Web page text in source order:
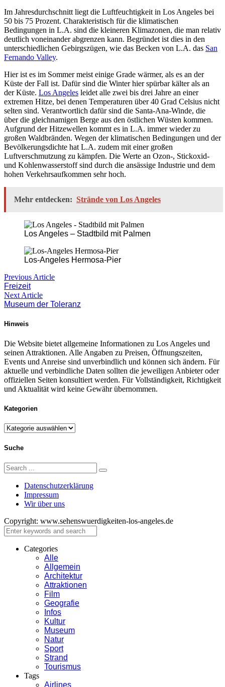
Im Jahresdurchschnitt liegt die Luftfeuchtigkeit in Los Angeles bei
50 bis 75 Prozent. Charakteristisch für die klimatischen
Bedingungen in L.A. sind die kleineren Klimazonen, die man relativ
deutlich voneinander abgrenzen kann. Begründet ist dies in den
unterschiedlichen Gebirgszügen, wie das Becken von L.A. das San
Fernando Valley.
Hier ist es im Sommer meist einige Grade wärmer, als es an der
Küste der Fall ist. Dafür sind die Winter hier spürbar kälter als an
der Küste. Los Angeles leidet alle zwei bis drei Jahre an einer
extremen Hitze, bei denen Temperaturen über 40 Grad Celsius nicht
selten sind. Verantwortlich dafür sind die Santa-Ana-Winde, die
über die gleichnamigen Berge aus den östlichen Wüsten kommen.
Aufgrund der Hitzewellen kommt es in L.A. immer wieder zu
großen Waldbränden. Wegen der klimatischen Bedingungen und der
Bevölkerungsdichte hat L.A. zudem mit einer großen
Luftverschmutzung zu kämpfen. Die Werte an Ozon-, Stickoxid-
und Kohlenwasserstoff sind durch die ansässige Industrie und dem
hohen Verkehrsaufkommen sehr hoch.
Mehr entdecken: Strände von Los Angeles
Los Angeles – Stadtbild mit Palmen
Los-Angeles Hermosa-Pier
Beitragsnavigation
Previous ArticlePrevious
Freizeit
Next ArticleNext
post:
Museum der Toleranz
Hinweis
Die Website bietet allgemeine Informationen zu Los Angeles und
seinen Attraktionen. Alle Angaben zu Preisen, Öffnungszeiten,
Events und Anreise sind unverbindlich und können sich ändern. Für
aktuelle und verbindliche Daten sollten die jeweiligen Anbieter oder
offiziellen Seiten konsultiert werden. Für Vollständigkeit, Richtigkeit
und Aktualität wird keine Gewähr übernommen.
Kategorien
Kategorien
Suche
Search
for:
Search
Datenschutzerklärung
Impressum
Wir über uns
Copyright: www.sehenswuerdigkeiten-los-angeles.de
Close
Categories
Alle
Allgemein
Architektur
Attraktionen
Film
Geografie
Infos
Kultur
Museum
Natur
Sport
Strand
Tourismus
Tags
Airlines